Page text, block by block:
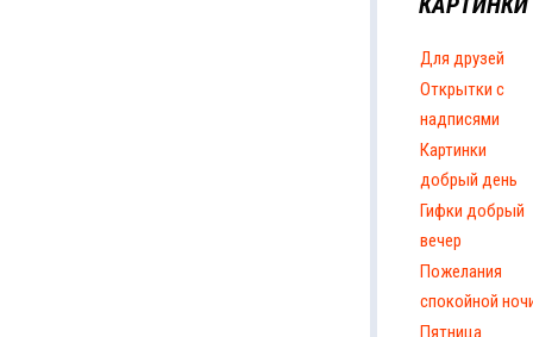
Для друзей
Открытки с
надписями
Картинки
добрый день
Гифки добрый
вечер
Пожелания
спокойной
Пятница